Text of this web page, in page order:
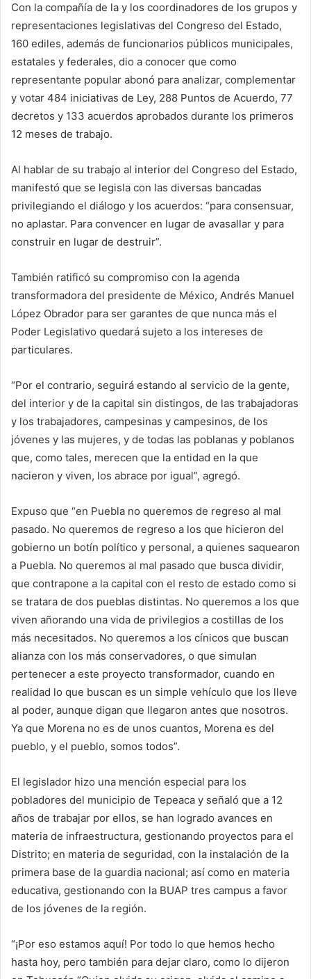
Con la compañía de la y los coordinadores de los grupos y
representaciones legislativas del Congreso del Estado,
160 ediles, además de funcionarios públicos municipales,
estatales y federales, dio a conocer que como
representante popular abonó para analizar, complementar
y votar 484 iniciativas de Ley, 288 Puntos de Acuerdo, 77
decretos y 133 acuerdos aprobados durante los primeros
12 meses de trabajo.
Al hablar de su trabajo al interior del Congreso del Estado,
manifestó que se legisla con las diversas bancadas
privilegiando el diálogo y los acuerdos: “para consensuar,
no aplastar. Para convencer en lugar de avasallar y para
construir en lugar de destruir”.
También ratificó su compromiso con la agenda
transformadora del presidente de México, Andrés Manuel
López Obrador para ser garantes de que nunca más el
Poder Legislativo quedará sujeto a los intereses de
particulares.
“Por el contrario, seguirá estando al servicio de la gente,
del interior y de la capital sin distingos, de las trabajadoras
y los trabajadores, campesinas y campesinos, de los
jóvenes y las mujeres, y de todas las poblanas y poblanos
que, como tales, merecen que la entidad en la que
nacieron y viven, los abrace por igual”, agregó.
Expuso que “en Puebla no queremos de regreso al mal
pasado. No queremos de regreso a los que hicieron del
gobierno un botín político y personal, a quienes saquearon
a Puebla. No queremos al mal pasado que busca dividir,
que contrapone a la capital con el resto de estado como si
se tratara de dos pueblas distintas. No queremos a los que
viven añorando una vida de privilegios a costillas de los
más necesitados. No queremos a los cínicos que buscan
alianza con los más conservadores, o que simulan
pertenecer a este proyecto transformador, cuando en
realidad lo que buscan es un simple vehículo que los lleve
al poder, aunque digan que llegaron antes que nosotros.
Ya que Morena no es de unos cuantos, Morena es del
pueblo, y el pueblo, somos todos”.
El legislador hizo una mención especial para los
pobladores del municipio de Tepeaca y señaló que a 12
años de trabajar por ellos, se han logrado avances en
materia de infraestructura, gestionando proyectos para el
Distrito; en materia de seguridad, con la instalación de la
primera base de la guardia nacional; así como en materia
educativa, gestionando con la BUAP tres campus a favor
de los jóvenes de la región.
“¡Por eso estamos aquí! Por todo lo que hemos hecho
hasta hoy, pero también para dejar claro, como lo dijeron